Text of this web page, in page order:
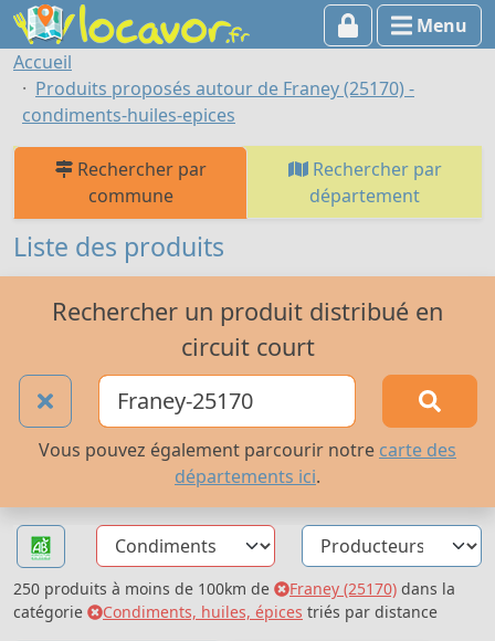
Menu
Accueil
Produits proposés autour de Franey (25170) -
condiments-huiles-epices
Rechercher par
commune
Rechercher par
département
Liste des produits
Rechercher un produit distribué en
circuit court
Vous pouvez également parcourir notre carte des
départements ici.
250 produits à moins de 100km de Franey (25170) dans la
catégorie
Condiments, huiles, épices triés par distance